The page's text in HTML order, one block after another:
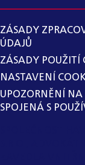
ZÁSADY
ÚDAJŮ
ZÁSADY POUŽITÍ
NASTAVENÍ
UPOZORNĚNÍ
SPOJENÁ S